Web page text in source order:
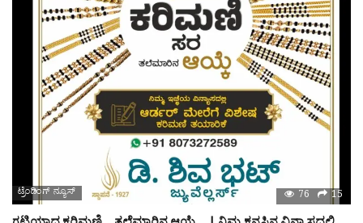
ಟ್ರೆಂಡಿಂಗ್ ನ್ಯೂಸ್ 76 15